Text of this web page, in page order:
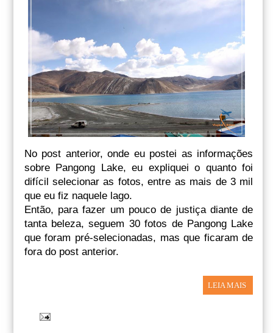
No post anterior, onde eu postei as informações
sobre Pangong Lake, eu expliquei o quanto foi
difícil selecionar as fotos, entre as mais de 3 mil
que eu fiz naquele lago.
Então, para fazer um pouco de justiça diante de
tanta beleza, seguem 30 fotos de Pangong Lake
que foram pré-selecionadas, mas que ficaram de
fora do post anterior.
LEIA MAIS